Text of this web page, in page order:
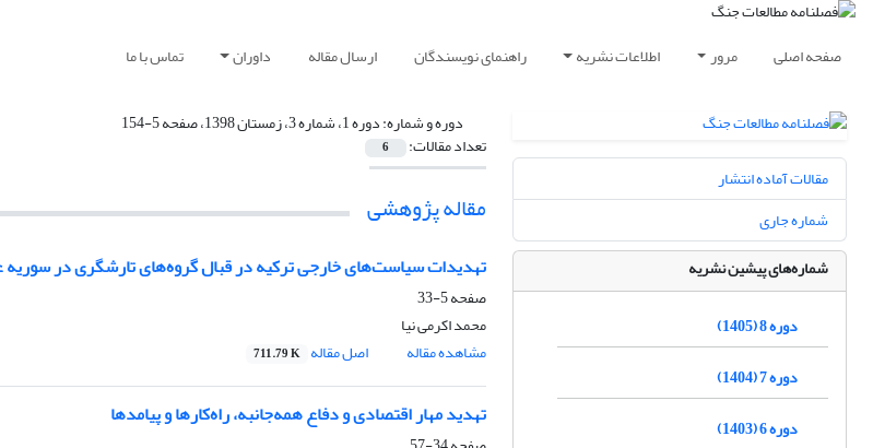
صفحه اصلی مرور اطلاعات نشریه راهنمای نویسندگان ارسال مقاله داوران تماس با ما
دوره و شماره:دوره 1، شماره 3، زمستان 1398، صفحه 5-154
تعداد مقالات: 6
مقاله پژوهشی
تهدیدات سیاست‌های خارجی ترکیه در قبال گروه‌های تارشگری در سوریه
صفحه5-33
محمد اکرمی نیا
مشاهده مقاله
اصل مقاله 711.79 K
تهدید مهار اقتصادی و دفاع همه‌جانبه، راه‌کارها و پیامدها
مقالات آماده انتشار
شماره جاری
شماره‌های پیشین نشریه
دوره 8 (1405)
دوره 7 (1404)
دوره 6 (1403)